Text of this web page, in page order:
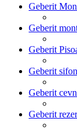
Geberit
Geberit
Geberit
Geberit
Geberit
Geberit